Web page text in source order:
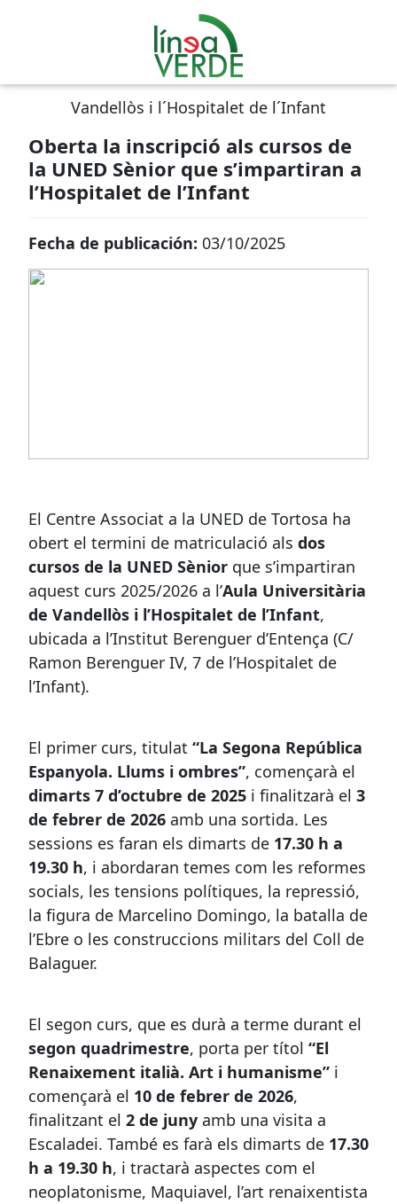
Vandellòs i l´Hospitalet de l´Infant
Oberta la inscripció als cursos de
la UNED Sènior que s’impartiran a
l’Hospitalet de l’Infant
Fecha de publicación: 03/10/2025
El Centre Associat a la UNED de Tortosa ha
obert el termini de matriculació als dos
cursos de la UNED Sènior que s’impartiran
aquest curs 2025/2026 a l’Aula Universitària
de Vandellòs i l’Hospitalet de l’Infant,
ubicada a l’Institut Berenguer d’Entença (C/
Ramon Berenguer IV, 7 de l’Hospitalet de
l’Infant).
El primer curs, titulat “La Segona República
Espanyola. Llums i ombres”, començarà el
dimarts 7 d’octubre de 2025 i finalitzarà el 3
de febrer de 2026 amb una sortida. Les
sessions es faran els dimarts de 17.30 h a
19.30 h, i abordaran temes com les reformes
socials, les tensions polítiques, la repressió,
la figura de Marcelino Domingo, la batalla de
l’Ebre o les construccions militars del Coll de
Balaguer.
El segon curs, que es durà a terme durant el
segon quadrimestre, porta per títol “El
Renaixement italià. Art i humanisme” i
començarà el 10 de febrer de 2026,
finalitzant el 2 de juny amb una visita a
Escaladei. També es farà els dimarts de 17.30
h a 19.30 h, i tractarà aspectes com el
neoplatonisme, Maquiavel, l’art renaixentista